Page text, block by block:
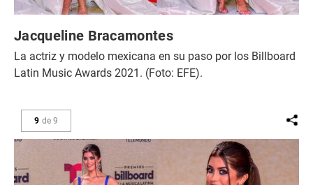
Jacqueline Bracamontes
La actriz y modelo mexicana en su paso por los Billboard
Latin Music Awards 2021. (Foto: EFE).
9 de 9